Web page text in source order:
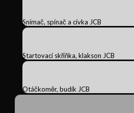
Snímač, spínač a cívka JCB
Startovací skříňka, klakson JCB
Otáčkoměr, budík JCB